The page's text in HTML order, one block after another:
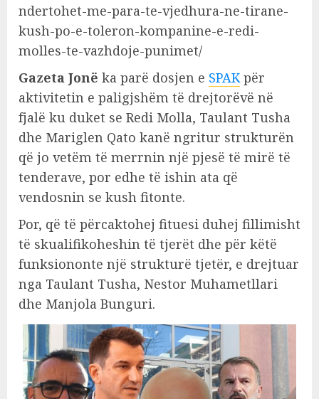
ndertohet-me-para-te-vjedhura-ne-tirane-
kush-po-e-toleron-kompanine-e-redi-
molles-te-vazhdoje-punimet/
Gazeta Jonë ka parë dosjen e SPAK për
aktivitetin e paligjshëm të drejtorëvë në
fjalë ku duket se Redi Molla, Taulant Tusha
dhe Mariglen Qato kanë ngritur strukturën
që jo vetëm të merrnin një pjesë të mirë të
tenderave, por edhe të ishin ata që
vendosnin se kush fitonte.
Por, që të përcaktohej fituesi duhej fillimisht
të skualifikoheshin të tjerët dhe për këtë
funksiononte një strukturë tjetër, e drejtuar
nga Taulant Tusha, Nestor Muhametllari
dhe Manjola Bunguri.